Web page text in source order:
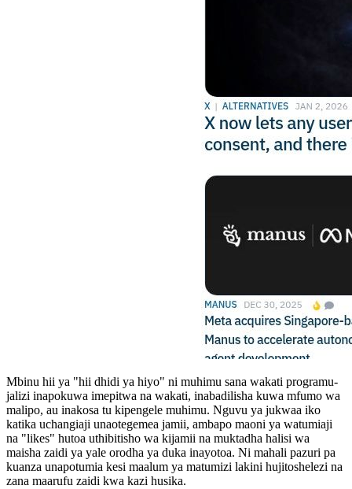
Mbinu hii ya "hii dhidi ya hiyo" ni muhimu sana wakati programu-
jalizi inapokuwa imepitwa na wakati, inabadilisha kuwa mfumo wa
malipo, au inakosa tu kipengele muhimu. Nguvu ya jukwaa iko
katika uchangiaji unaotegemea jamii, ambapo maoni ya watumiaji
na "likes" hutoa uthibitisho wa kijamii na muktadha halisi wa
maisha zaidi ya yale orodha ya duka inayotoa. Ni mahali pazuri pa
kuanza unapotumia kesi maalum ya matumizi lakini hujitoshelezi na
zana maarufu zaidi kwa kazi husika.